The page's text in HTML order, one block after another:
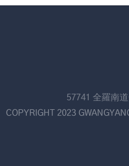
57741 全羅南
COPYRIGHT 2023